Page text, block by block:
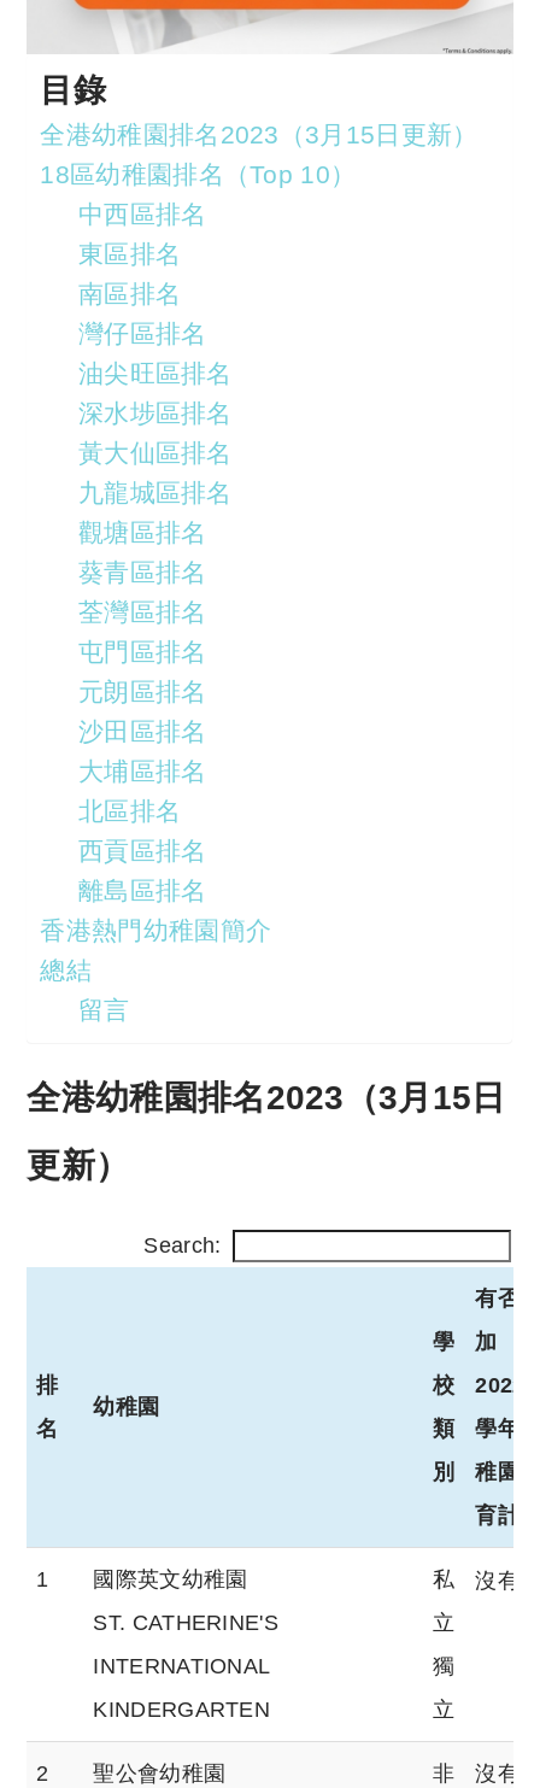
目錄
全港幼稚園排名2023（3月15日更新）
18區幼稚園排名（Top 10）
中西區排名
東區排名
南區排名
灣仔區排名
油尖旺區排名
深水埗區排名
黃大仙區排名
九龍城區排名
觀塘區排名
葵青區排名
荃灣區排名
屯門區排名
元朗區排名
沙田區排名
大埔區排名
北區排名
西貢區排名
離島區排名
香港熱門幼稚園簡介
總結
留言
全港幼稚園排名2023（3月15日
更新）
Search:
排
名
幼稚園
學
校
類
別
有否
加
2022/
學年
稚園
育計
排
幼稚園
學
校
類
別
有否
稚園
1
國際英文幼稚園
ST. CATHERINE'S
INTERNATIONAL
KINDERGARTEN
私
立
獨
立
沒有
2 聖公會幼稚園 非 沒有